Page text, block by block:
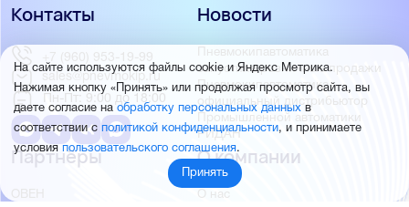
Новости
Пневмокипавтоматика
запустила розничные продажи
Пневмокипавтоматика –
официальный дистрибьютор
Промышленной автоматики
РИДАН
Партнёры
ОВЕН
О компании
О нас
Контакты
+7 (960) 953-19-99
sales@pnevmokip.ru
Пн-Пт: 9:00 до 18:00
На сайте используются файлы cookie и Яндекс Метрика.
Нажимая кнопку «Принять» или продолжая просмотр сайта, вы
даете согласие наобработку персональных данных в
соответствии с политикой конфиденциальности, и принимаете
условия пользовательского соглашения.
Принять